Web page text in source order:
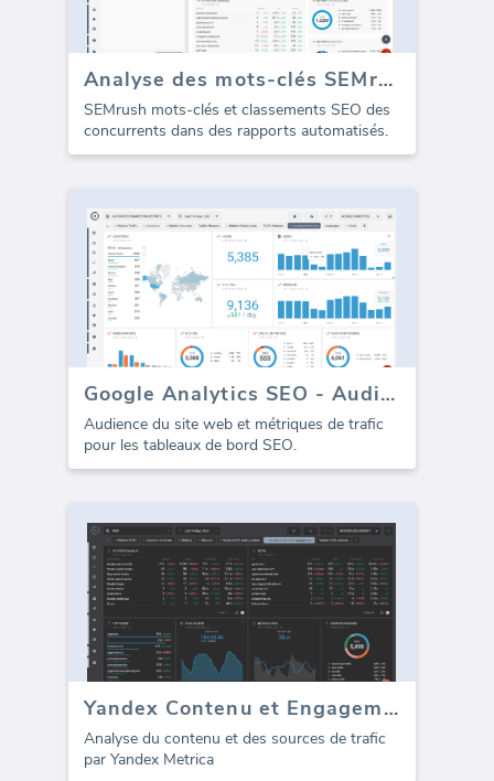
Analyse des mots-clés SEMrush (Rapport)
SEMrush mots-clés et classements SEO des
concurrents dans des rapports automatisés.
Google Analytics SEO - Audience Traffic
Audience du site web et métriques de trafic
pour les tableaux de bord SEO.
Yandex Contenu et Engagement
Analyse du contenu et des sources de trafic
par Yandex Metrica